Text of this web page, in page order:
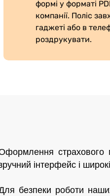
формі у форматі
компанії. Поліс
гаджеті або в
роздрукувати.
страхового
інтерфейс і
безпеки роботи